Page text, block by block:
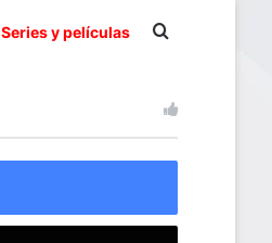
Series y películas